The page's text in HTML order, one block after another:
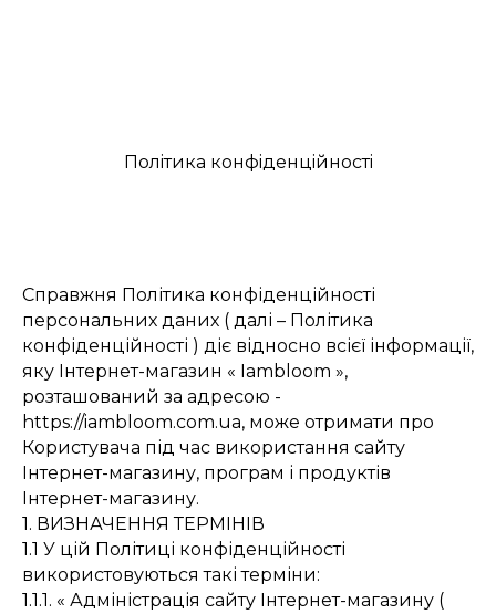
Полiтика конфiденцiйностi
Справжня Політика конфіденційності
персональних даних ( далі – Політика
конфіденційності ) діє відносно всієї інформації,
яку Інтернет-магазин « Iambloom »,
розташований за адресою -
https://iambloom.com.ua, може отримати про
Користувача під час використання сайту
Інтернет-магазину, програм і продуктів
Інтернет-магазину.
1. ВИЗНАЧЕННЯ ТЕРМІНІВ
1.1 У цій Політиці конфіденційності
використовуються такі терміни:
1.1.1. « Адміністрація сайту Інтернет-магазину (